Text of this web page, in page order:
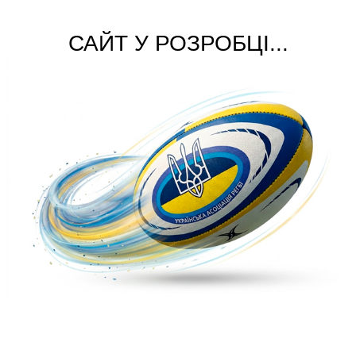
САЙТ У РОЗРОБЦІ...